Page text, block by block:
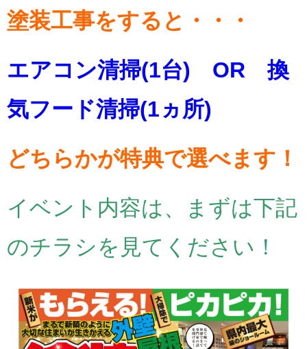
塗装工事をすると・・・
エアコン清掃(1台) OR 換
気フード清掃(1ヵ所)
どちらかが特典で選べます！
イベント内容は、まずは下記
のチラシを見てください！